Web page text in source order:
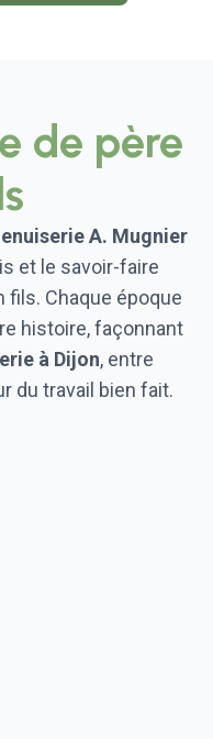
de père
A. Mugnier
et le savoir-faire
fils. Chaque époque
histoire, façonnant
à Dijon, entre
du travail bien fait.